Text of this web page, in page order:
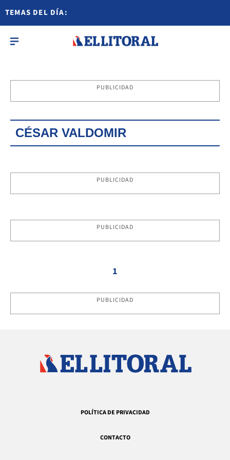
TEMAS DEL DÍA:
PUBLICIDAD
CÉSAR VALDOMIR
PUBLICIDAD
PUBLICIDAD
1
PUBLICIDAD
POLÍTICA DE PRIVACIDAD
CONTACTO